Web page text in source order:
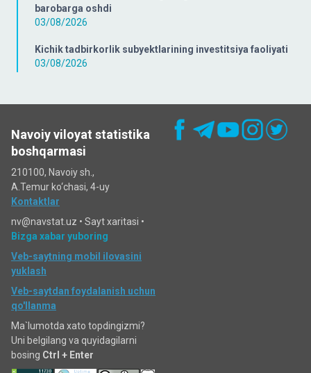
barobarga oshdi
03/08/2026
Kichik tadbirkorlik subyektlarining investitsiya faoliyati
03/08/2026
Navoiy viloyat statistika
boshqarmasi
210100, Navoiy sh.,
A.Temur ko‘chаsi, 4-uy
Kontaktlar
nv@navstat.uz • Sayt xaritasi •
Bizga xabar yuboring
Veb-saytning mobil ilovasini
yuklash
Veb-saytdan foydalanish uchun
qo'llanma
Ma`lumotda xato topdingizmi?
Uni belgilang va quyidagilarni
bosing Ctrl + Enter